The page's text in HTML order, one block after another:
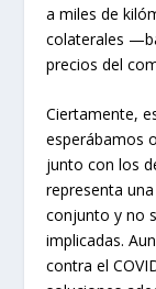
a miles de
colaterales
precios del
Ciertamente,
esperábamos
junto con los
representa
conjunto y no
implicadas.
contra el